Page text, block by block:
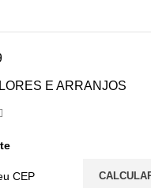
E ARRANJOS